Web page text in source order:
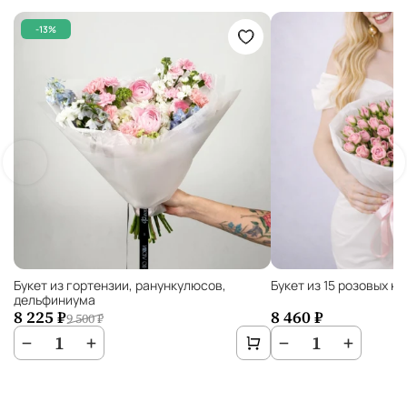
-13%
Букет из гортензии, ранункулюсов,
дельфиниума
8 225 ₽9 500 ₽
− 1 +
Букет из 15 розовых
8 460 ₽
− 1 +